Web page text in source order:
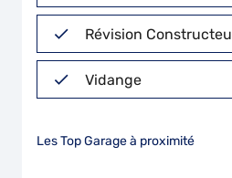
Révision
Vidange
Les Top Garage à proximité